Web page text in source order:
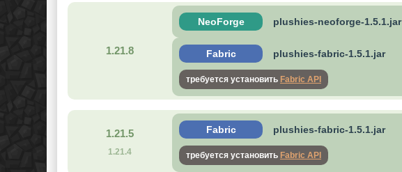
1.21.8
NeoForge plushies-neoforge-1.5.1.jar
Fabric plushies-fabric-1.5.1.jar
требуется установить Fabric API
1.21.5
1.21.4
Fabric plushies-fabric-1.5.1.jar
требуется установить Fabric API